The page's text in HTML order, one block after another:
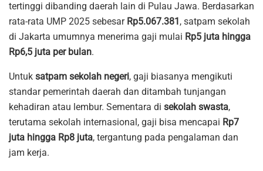
tertinggi dibanding daerah lain di Pulau Jawa. Berdasarkan
rata-rata UMP 2025 sebesar Rp5.067.381 , satpam sekolah
di Jakarta umumnya menerima gaji mulai Rp5 juta hingga
Rp6,5 juta per bulan.
Untuk satpam sekolah negeri, gaji biasanya mengikuti
standar pemerintah daerah dan ditambah tunjangan
kehadiran atau lembur. Sementara di sekolah swasta,
terutama sekolah internasional, gaji bisa mencapai Rp7
juta hingga Rp8 juta, tergantung pada pengalaman dan
jam kerja.